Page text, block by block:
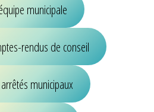
municipale
rendus de conseil
municipaux